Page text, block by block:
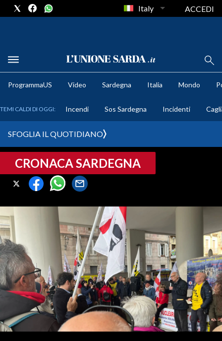
METEO
CRONACA SARDEGNA
CAGLIARI
SULCIS IGLESIENTE
MEDIO CAMPIDANO
ORISTANO E PROVINCIA
SASSARI E PROVINCIA
GALLURA
NUORO E PROVINCIA
OGLIASTRA
AGENDA
Italy ACCEDI
ProgrammaUS Video Sardegna Italia Mondo
TEMI CALDI DI OGGI: Incendi Sos Sardegna Incidenti
SFOGLIA IL QUOTIDIANO
CRONACA SARDEGNA